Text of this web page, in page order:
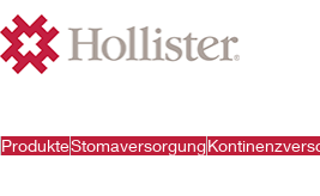
ProdukteStomaversorgung